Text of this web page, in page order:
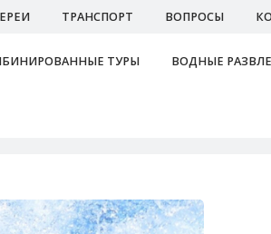
ТРАНСПОРТ ВОПРОСЫ
ТУРЫ ВОДНЫЕ